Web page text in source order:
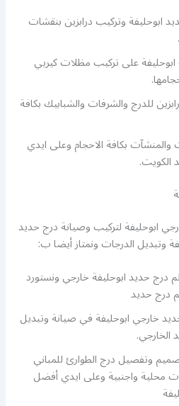
ابوحليفة وتركيب درابزين بنقشات
على تركيب مظلات كيريي
للدرج والشرفات والشبابيك بكافة
بكافة الاحجام وعلى ايدي
الكويت.
ابوحليفة لتركيب وصيانة درج حديد
وتبديل الدرجات ونمتاز أيضا ب:
درج حديد ابوحليفة خارجي ونستورد
درج حديد
خارجي ابوحليفة في صيانة وتبديل
الخارجي.
وتفصيل درج الطوارئ للمباني
محلية واجنبية وعلى ايدي أفضل